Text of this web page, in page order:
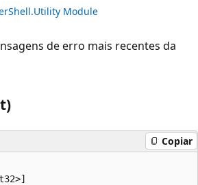
Module
de erro mais recentes da
Copiar